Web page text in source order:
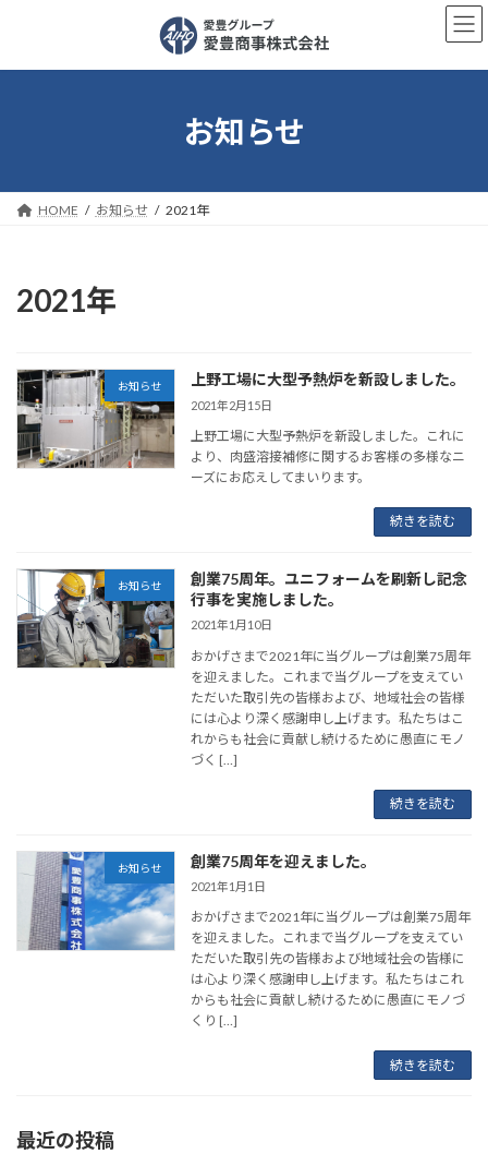
ン
ー
お知らせ
HOME お知らせ 2021年
2021年
お知らせ 上野工場に大型予熱炉を新設しました。
2021年2月15日
上野工場に大型予熱炉を新設しました。これに
より、肉盛溶接補修に関するお客様の多様なニ
ーズにお応えしてまいります。
続きを読む
お知らせ
創業75周年。ユニフォームを刷新し記念
行事を実施しました。
2021年1月10日
おかげさまで2021年に当グループは創業75周年
を迎えました。これまで当グループを支えてい
ただいた取引先の皆様および、地域社会の皆様
には心より深く感謝申し上げます。私たちはこ
れからも社会に貢献し続けるために愚直にモノ
づく […]
続きを読む
お知らせ 創業75周年を迎えました。
2021年1月1日
おかげさまで2021年に当グループは創業75周年
を迎えました。これまで当グループを支えてい
ただいた取引先の皆様および地域社会の皆様に
は心より深く感謝申し上げます。私たちはこれ
からも社会に貢献し続けるために愚直にモノづ
くり […]
続きを読む
最近の投稿